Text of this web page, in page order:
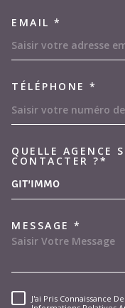
EMAIL *
TÉLÉPHONE *
QUELLE AGENCE
CONTACTER ?*
GIT'IMMO
MESSAGE *
J'ai Pris Connaissance